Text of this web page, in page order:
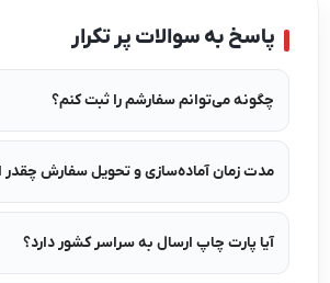
پاسخ به سوالات پر تکرار
چگونه می‌توانم سفارشم را ثبت کنم؟
مدت زمان آماده‌سازی و تحویل سفارش چقدر است؟
آیا پارت چاپ ارسال به سراسر کشور دارد؟